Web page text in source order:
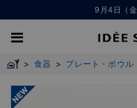
9月4日（
> 食器 > プレート・ボウル